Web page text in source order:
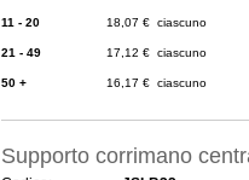
11 - 20 18,07 € ciascuno
21 - 49 17,12 € ciascuno
50 + 16,17 € ciascuno
Supporto corrimano